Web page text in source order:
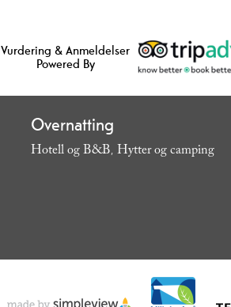
Vurdering & Anmeldelser
Powered By
Overnatting
Hotell og B&B, Hytter og camping,